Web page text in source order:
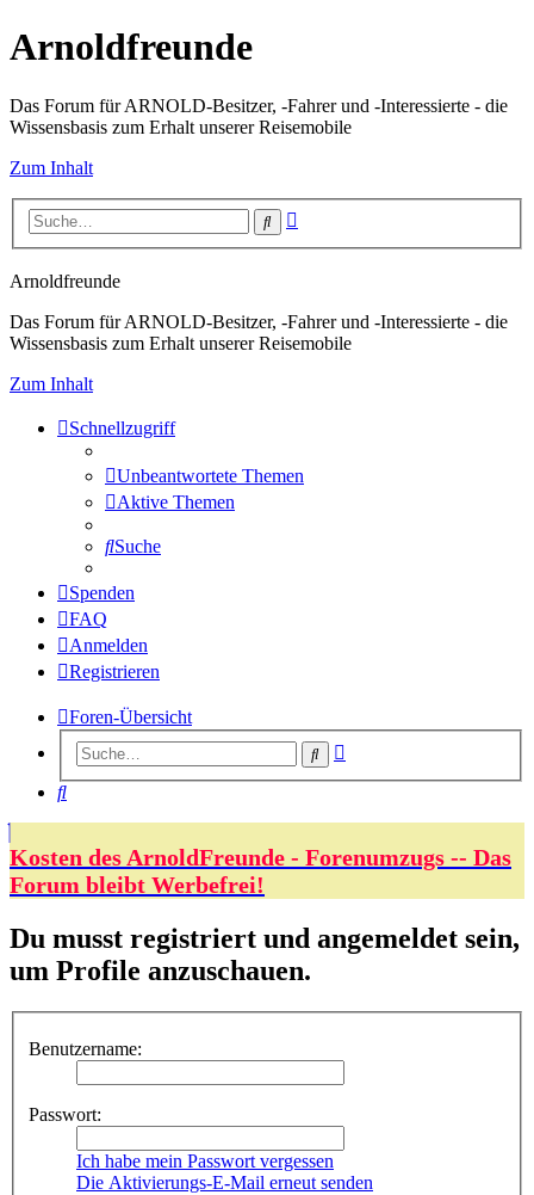
Arnoldfreunde
Das Forum für ARNOLD-Besitzer, -Fahrer und -Interessierte - die
Wissensbasis zum Erhalt unserer Reisemobile
Zum Inhalt
Suche
Arnoldfreunde
Das Forum für ARNOLD-Besitzer, -Fahrer und -Interessierte - die
Wissensbasis zum Erhalt unserer Reisemobile
Zum Inhalt
Schnellzugriff
Unbeantwortete Themen
Aktive Themen
Suche
Spenden
FAQ
Anmelden
Registrieren
Foren-Übersicht
Suche
Suche
Kosten des ArnoldFreunde - Forenumzugs -- Das
Forum bleibt Werbefrei!
Du musst registriert und angemeldet sein,
um Profile anzuschauen.
Benutzername:
Passwort:
Ich habe mein Passwort vergessen
Die Aktivierungs-E-Mail erneut senden